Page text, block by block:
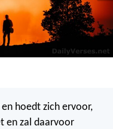
hoedt zich ervoor,
en zal daarvoor